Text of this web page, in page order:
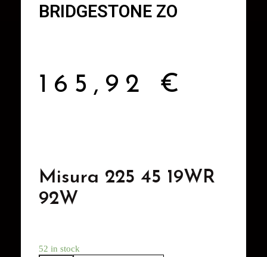
BRIDGESTONE ZO
165,92 €
Misura 225 45 19WR
92W
52 in stock